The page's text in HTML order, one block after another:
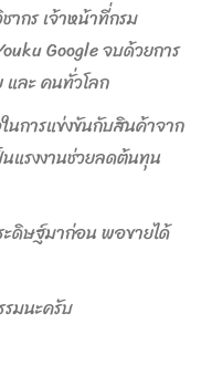
ากร เจ้าหน้าที่กรม
Google จบด้วยการ
ละ คนทั่วโลก
นการแข่งขันกับสินค้าจาก
แรงงานช่วยลดต้นทุน
ะดิษฐ์มาก่อน พอขายได้
มนะครับ